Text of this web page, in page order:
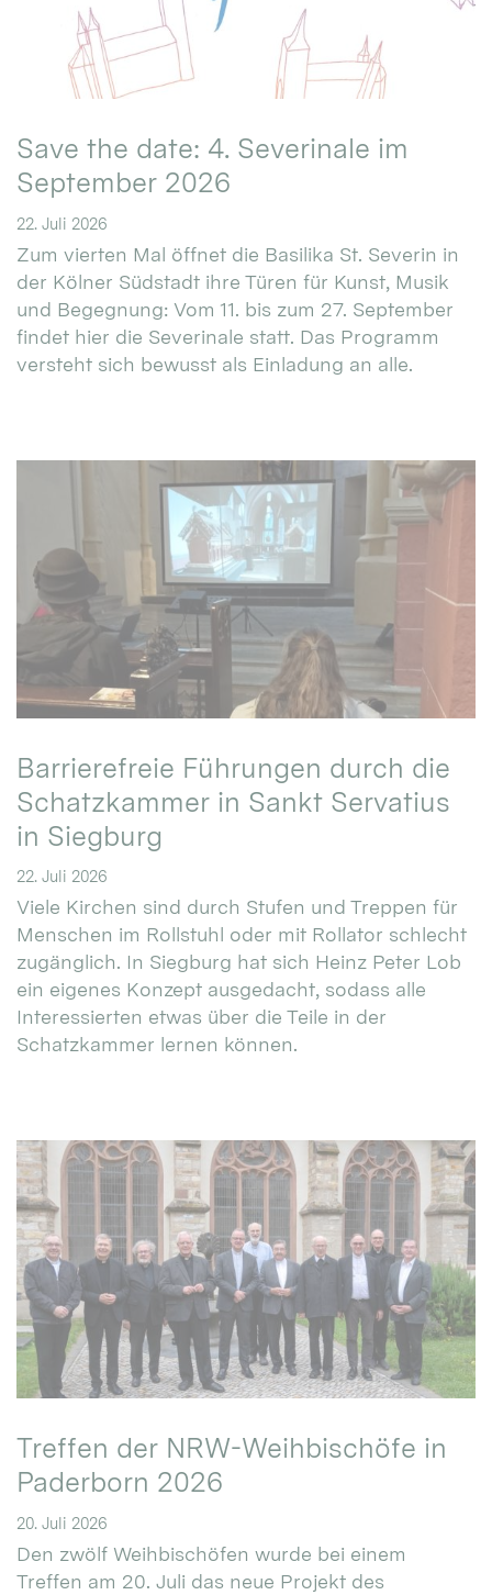
Save the date: 4. Severinale im
September 2026
22. Juli 2026
Zum vierten Mal öffnet die Basilika St. Severin in
der Kölner Südstadt ihre Türen für Kunst, Musik
und Begegnung: Vom 11. bis zum 27. September
findet hier die Severinale statt. Das Programm
versteht sich bewusst als Einladung an alle.
Barrierefreie Führungen durch die
Schatzkammer in Sankt Servatius
in Siegburg
22. Juli 2026
Viele Kirchen sind durch Stufen und Treppen für
Menschen im Rollstuhl oder mit Rollator schlecht
zugänglich. In Siegburg hat sich Heinz Peter Lob
ein eigenes Konzept ausgedacht, sodass alle
Interessierten etwas über die Teile in der
Schatzkammer lernen können.
Treffen der NRW-Weihbischöfe in
Paderborn 2026
20. Juli 2026
Den zwölf Weihbischöfen wurde bei einem
Treffen am 20. Juli das neue Projekt des